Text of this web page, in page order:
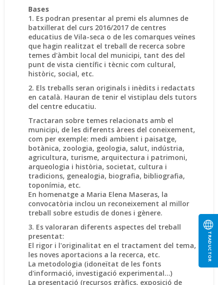
TRADUCTOR
Bases
1. Es podran presentar al premi els alumnes de
batxillerat del curs 2016/2017 de centres
educatius de Vila-seca o de les comarques veïnes
que hagin realitzat el treball de recerca sobre
temes d'àmbit local del municipi, tant des del
punt de vista científic i tècnic com cultural,
històric, social, etc.
2. Els treballs seran originals i inèdits i redactats
en català. Hauran de tenir el vistiplau dels tutors
del centre educatiu.
Tractaran sobre temes relacionats amb el
municipi, de les diferents àrees del coneixement,
com per exemple: medi ambient i paisatge,
botànica, zoologia, geologia, salut, indústria,
agricultura, turisme, arquitectura i patrimoni,
arqueologia i història, societat, cultura i
tradicions, genealogia, biografia, bibliografia,
toponímia, etc.
En homenatge a Maria Elena Maseras, la
convocatòria inclou un reconeixement al millor
treball sobre estudis de dones i gènere.
3. Es valoraran diferents aspectes del treball
presentat:
El rigor i l'originalitat en el tractament del tema,
les noves aportacions a la recerca, etc.
La metodologia (idoneïtat de les fonts
d'informació, investigació experimental...)
La presentació (recursos gràfics, exposició de